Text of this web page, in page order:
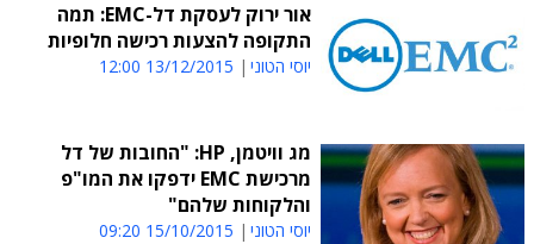
אור ירוק לעסקת דל-EMC: תמה
התקופה להצעות רכישה חלופיות
יוסי הטוני 13/12/2015 12:00
מג וויטמן, HP: "החובות של דל
מרכישת EMC ידפקו את המו"פ
והלקוחות שלהם"
יוסי הטוני 15/10/2015 09:20